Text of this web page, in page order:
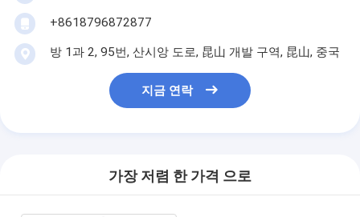
+8618796872877
방 1과 2, 95번, 산시앙 도로, 昆山 개발 구역, 昆山, 중국
지금 연락
가장 저렴 한 가격 으로